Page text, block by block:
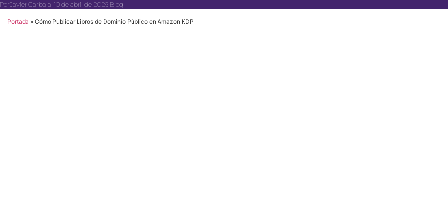
PorJavier Carbajal·10 de abril de 2026·Blog
Portada » Cómo Publicar Libros de Dominio Público en Amazon KDP